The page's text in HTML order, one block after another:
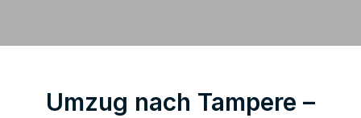
Umzug nach Tampere –